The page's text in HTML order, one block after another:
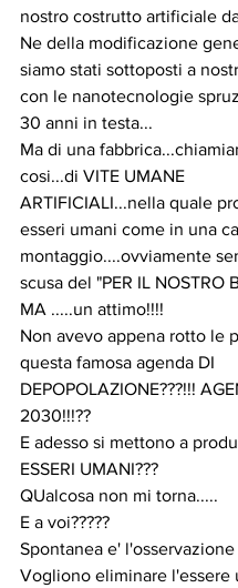
nostro costrutto artificiale
Ne della modificazione
siamo stati sottoposti a
con le nanotecnologie
30 anni in testa...
Ma di una
cosi...di VITE UMANE
ARTIFICIALI...nella quale
esseri umani come in una
montaggio....ovviamente
scusa del "PER IL NOSTRO
MA .....un attimo!!!!
Non avevo appena rotto le
questa famosa agenda DI
DEPOPOLAZIONE???!!!
2030!!!??
E adesso si mettono a
ESSERI UMANI???
QUalcosa non mi torna.....
E a voi?????
Spontanea e' l'osservazione
Vogliono eliminare l'essere